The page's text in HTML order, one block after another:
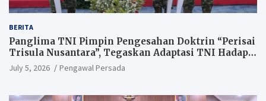
BERITA
Panglima TNI Pimpin Pengesahan Doktrin “Perisai
Trisula Nusantara”, Tegaskan Adaptasi TNI Hadapi
Perang Modern
July 5, 2026 Pengawal Persada